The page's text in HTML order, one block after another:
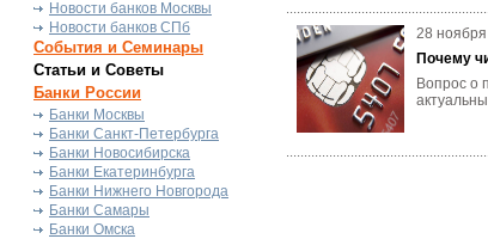
Новости банков Москвы
Новости банков СПб
События и Семинары
Статьи и Советы
Банки России
Банки Москвы
Банки Санкт-Петербурга
Банки Новосибирска
Банки Екатеринбурга
Банки Нижнего Новгорода
Банки Самары
Банки Омска
28
Почему
Вопрос о